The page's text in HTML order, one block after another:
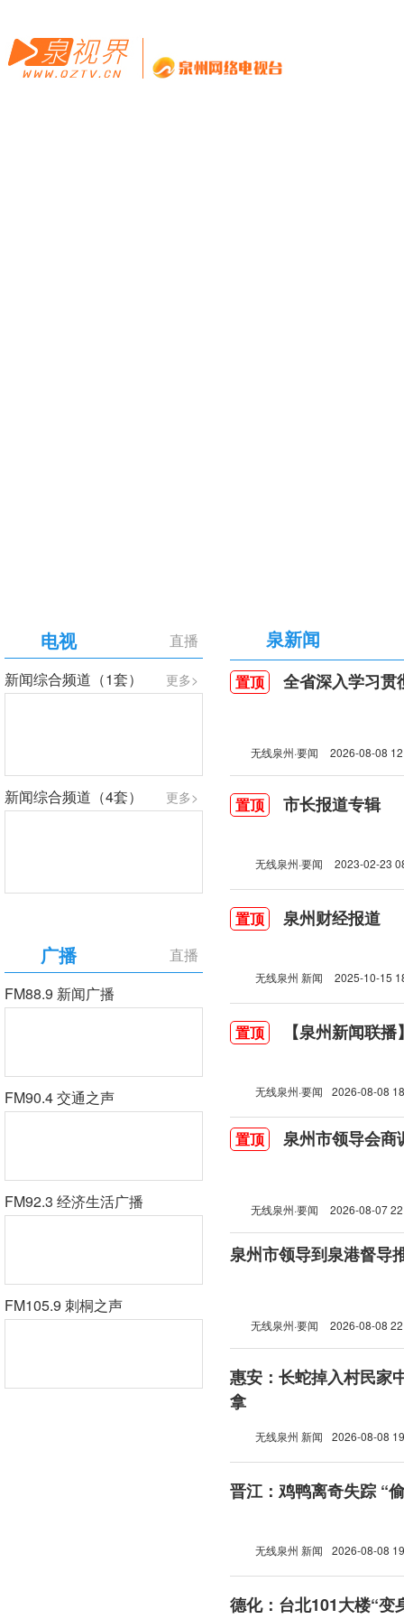
直播
电视
更多>
新闻综合频道（1套）
更多>
新闻综合频道（4套）
直播
广播
FM88.9 新闻广播
FM90.4 交通之声
FM92.3 经济生活广播
FM105.9 刺桐之声
泉新闻
置顶 全省深入学习贯彻习
无线泉州·要闻 2026-08-08
置顶 市长报道专辑
无线泉州·要闻 2023-02-23
置顶 泉州财经报道
无线泉州 新闻 2025-10-15
置顶 【泉州新闻联
无线泉州·要闻 2026-08-08
置顶 泉州市领导会商
无线泉州·要闻 2026-08-07
泉州市领导到泉港督导
无线泉州·要闻 2026-08-08
惠安：长蛇掉入村民家
拿
无线泉州 新闻 2026-08-08
晋江：鸡鸭离奇失踪 “
无线泉州 新闻 2026-08-08
德化：台北101大楼“变